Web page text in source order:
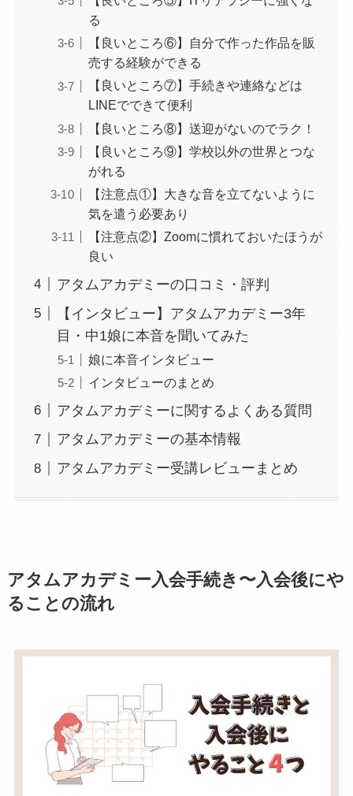
る
【良いところ⑥】自分で作った作品を販
売する経験ができる
【良いところ⑦】手続きや連絡などは
LINEでできて便利
【良いところ⑧】送迎がないのでラク！
【良いところ⑨】学校以外の世界とつな
がれる
【注意点①】大きな音を立てないように
気を遣う必要あり
【注意点②】Zoomに慣れておいたほうが
良い
アタムアカデミーの口コミ・評判
【インタビュー】アタムアカデミー3年
目・中1娘に本音を聞いてみた
娘に本音インタビュー
インタビューのまとめ
アタムアカデミーに関するよくある質問
アタムアカデミーの基本情報
アタムアカデミー受講レビューまとめ
アタムアカデミー入会手続き〜入会後にや
ることの流れ